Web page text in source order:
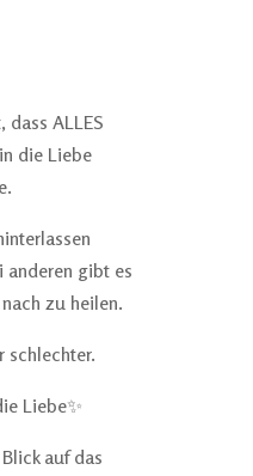
dass ALLES
die Liebe
anderen gibt es
zu heilen.
schlechter.
Liebe✨
auf das